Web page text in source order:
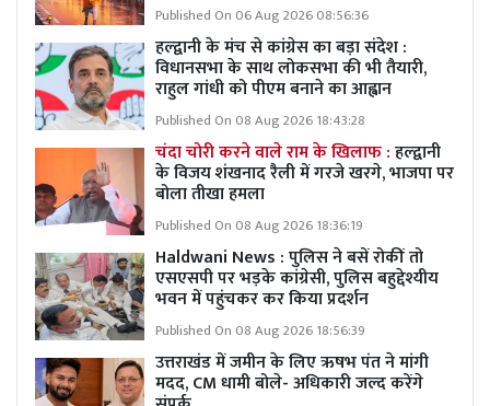
Published On 06 Aug 2026 08:56:36
हल्द्वानी के मंच से कांग्रेस का बड़ा संदेश :
विधानसभा के साथ लोकसभा की भी तैयारी,
राहुल गांधी को पीएम बनाने का आह्वान
Published On 08 Aug 2026 18:43:28
चंदा चोरी करने वाले राम के खिलाफ :हल्द्वानी
के विजय शंखनाद रैली में गरजे खरगे, भाजपा पर
बोला तीखा हमला
Published On 08 Aug 2026 18:36:19
Haldwani News : पुलिस ने बसें रोकीं तो
एसएसपी पर भड़के कांग्रेसी, पुलिस बहुद्देश्यीय
भवन में पहुंचकर कर किया प्रदर्शन
Published On 08 Aug 2026 18:56:39
उत्तराखंड में जमीन के लिए ऋषभ पंत ने मांगी
मदद, CM धामी बोले- अधिकारी जल्द करेंगे